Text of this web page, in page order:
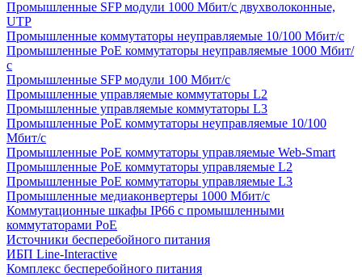
Промышленные SFP модули 1000 Мбит/c двухволоконные,
UTP
Промышленные коммутаторы неуправляемые 10/100 Мбит/с
Промышленные PoE коммутаторы неуправляемые 1000 Мбит/
с
Промышленные SFP модули 100 Мбит/c
Промышленные управляемые коммутаторы L2
Промышленные управляемые коммутаторы L3
Промышленные PoE коммутаторы неуправляемые 10/100
Мбит/с
Промышленные PoE коммутаторы управляемые Web-Smart
Промышленные PoE коммутаторы управляемые L2
Промышленные PoE коммутаторы управляемые L3
Промышленные медиаконвертеры 1000 Мбит/с
Коммутационные шкафы IP66 c промышленными
коммутаторами PoE
Источники бесперебойного питания
ИБП Line-Interactive
Комплекс бесперебойного питания